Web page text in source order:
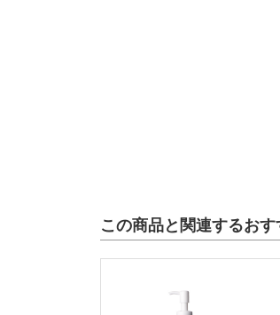
この商品と関連するお